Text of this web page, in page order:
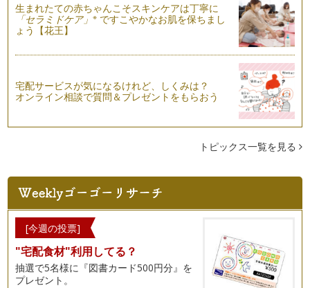
大切な人に送る子ども写真
子ども写真を撮ったら、おじいちゃんおばあちゃんへ気持ちと
カメラを購入すると、分厚い説明書が付いてきます。見慣れな
い文字が並び、頭で考えようとすると…
シャボン玉と子どものきらきら写真
ママも子どもも笑顔で外遊び写真
冬から春になり暖かい陽気が心地よく、外遊びが増えます。子
どもは外遊びが大好き。いきいきとは…
赤ちゃん写真は、ママにしか撮れない大切な宝物
約10ヶ月間、お腹にいたわが子とはじめまして。ふにゃふに
ゃで柔らかくてミルクの香りがする赤…
生まれたての赤ちゃんこそスキンケアは丁寧に
「セラミドケア」※ ですこやかなお肌を保ちまし
ょう【花王】
宅配サービスが気になるけれど、しくみは？
オンライン相談で質問＆プレゼントをもらおう
トピックス一覧を見る
[今週の投票]
"宅配食材"利用してる？
抽選で5名様に『図書カード500円分』を
プレゼント。